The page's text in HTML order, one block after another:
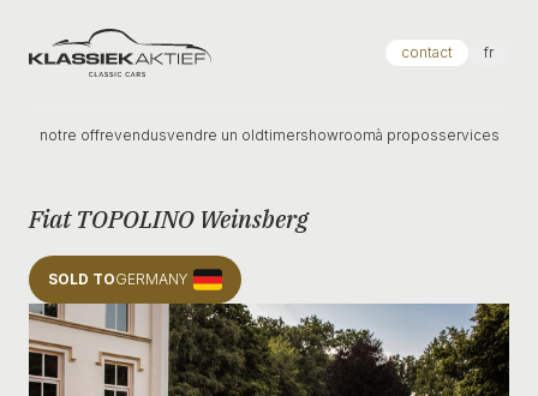
Klassiek Aktief contact fr
notre offrevendusvendre un oldtimershowroomà proposservices
Fiat TOPOLINO Weinsberg
SOLD TOGERMANY